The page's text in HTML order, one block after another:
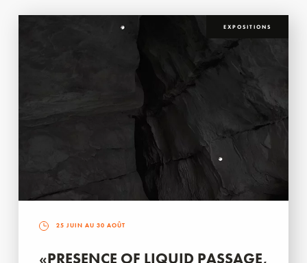
EXPOSITIONS
25 JUIN AU 30 AOÛT
«PRESENCE OF LIQUID PASSAGE,